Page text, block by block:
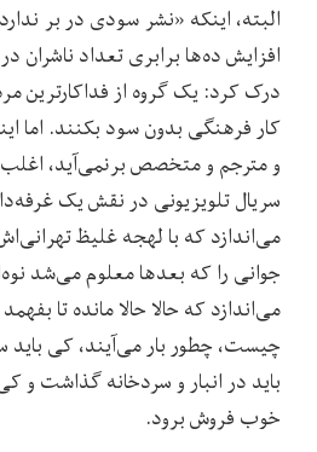
البته، اینکه «نشر سودی در بر
افزایش ده‌ها برابری تعداد
درک کرد: یک گروه از فداکارترین
کار فرهنگی بدون سود بکنند. اما
و مترجم و متخصص برنمی‌آید،
سریال تلویزیونی در نقش یک
می‌اندازد که با لهجه غلیظ
جوانی را که بعدها معلوم می‌شد
می‌اندازد که حالا حالا مانده تا
چیست، چطور بار می‌آیند، کی
باید در انبار و سردخانه گذاشت و کی
خوب فروش برود.